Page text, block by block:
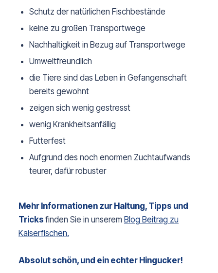
Schutz der natürlichen Fischbestände
keine zu großen Transportwege
Nachhaltigkeit in Bezug auf Transportwege
Umweltfreundlich
die Tiere sind das Leben in Gefangenschaft
bereits gewohnt
zeigen sich wenig gestresst
wenig Krankheitsanfällig
Futterfest
Aufgrund des noch enormen Zuchtaufwands
teurer, dafür robuster
Mehr Informationen zur Haltung, Tipps und
Tricks finden Sie in unserem Blog Beitrag zu
Kaiserfischen.
Absolut schön, und ein echter Hingucker!